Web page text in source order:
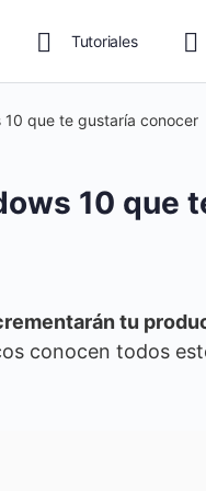
Tutoriales
10 que te gustaría conocer
10 que
tu
conocen todos